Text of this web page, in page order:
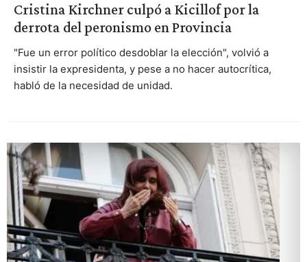
Cristina Kirchner culpó a Kicillof por la
derrota del peronismo en Provincia
"Fue un error político desdoblar la elección", volvió a
insistir la expresidenta, y pese a no hacer autocrítica,
habló de la necesidad de unidad.